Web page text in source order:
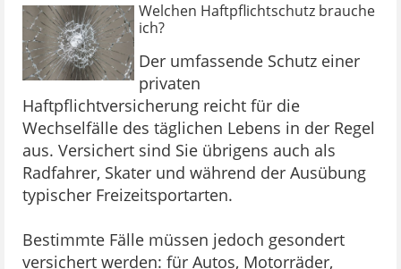
Welchen Haftpflichtschutz brauche
ich?
Der umfassende Schutz einer
privaten
Haftpflichtversicherung reicht für die
Wechselfälle des täglichen Lebens in der Regel
aus. Versichert sind Sie übrigens auch als
Radfahrer, Skater und während der Ausübung
typischer Freizeitsportarten.
Bestimmte Fälle müssen jedoch gesondert
versichert werden: für Autos, Motorräder,